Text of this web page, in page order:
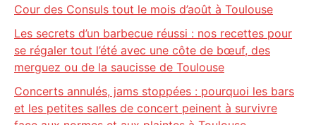
Cour des Consuls tout le mois d’août à Toulouse
Les secrets d’un barbecue réussi : nos recettes pour
se régaler tout l’été avec une côte de bœuf, des
merguez ou de la saucisse de Toulouse
Concerts annulés, jams stoppées : pourquoi les bars
et les petites salles de concert peinent à survivre